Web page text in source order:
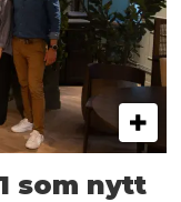
som nytt